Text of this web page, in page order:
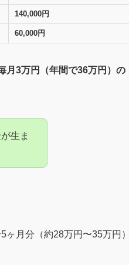
140,000円
60,000円
月3万円（年間で36万円）の
生ま
月分（約28万円〜35万円）